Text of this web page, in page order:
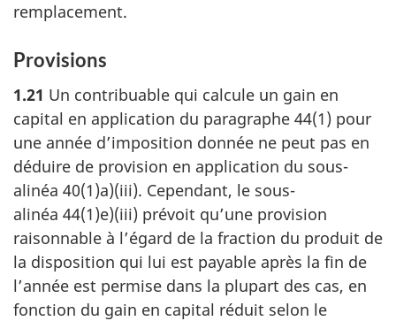
remplacement.
Provisions
1.21 Un contribuable qui calcule un gain en
capital en application du paragraphe 44(1) pour
une année d’imposition donnée ne peut pas en
déduire de provision en application du sous-
alinéa 40(1)a)(iii). Cependant, le sous-
alinéa 44(1)e)(iii) prévoit qu’une provision
raisonnable à l’égard de la fraction du produit de
la disposition qui lui est payable après la fin de
l’année est permise dans la plupart des cas, en
fonction du gain en capital réduit selon le